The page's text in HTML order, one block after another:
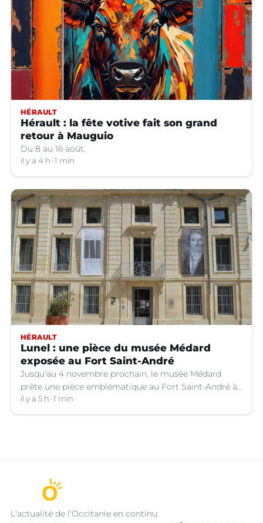
HÉRAULT
Hérault : la fête votive fait son grand
retour à Mauguio
Du 8 au 16 août.
il y a 4 h 1 min
HÉRAULT
Lunel : une pièce du musée Médard
exposée au Fort Saint-André
Jusqu'au 4 novembre prochain, le musée Médard
prête une pièce emblématique au Fort Saint-André à
Villeneuve-lez-Avignon (Gard).
il y a 5 h 1 min
L'actualité de l'Occitanie en continu